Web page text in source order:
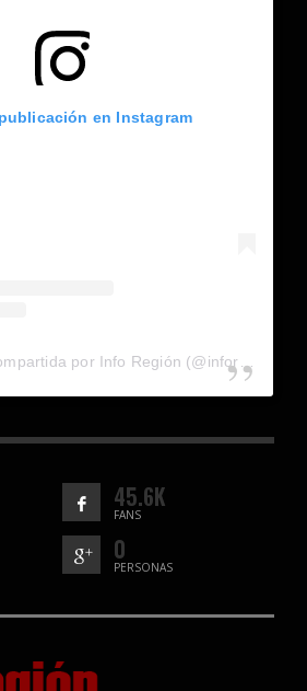
en Instagram
45.6K
FANS
0
PERSONAS